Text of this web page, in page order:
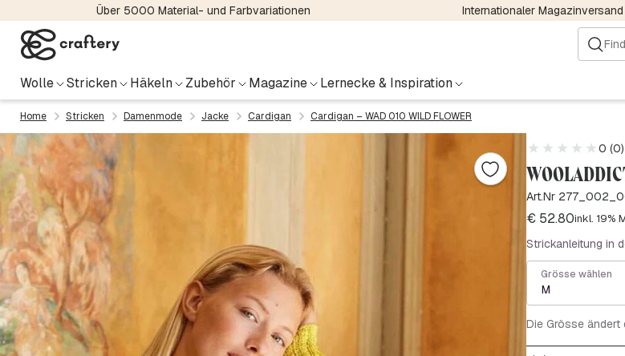
Über 5000 Material- und Farbvariationen Internationaler Magazinversand
Wolle Stricken Häkeln Zubehör Magazine Lernecke & Inspiration
Home Stricken Damenmode Jacke Cardigan Cardigan – WAD 010 WILD FLOWER
0 (0)
Art.Nr
€52.80inkl. 19%
Strickanleitung in
Grösse wählen
M
Die Grösse ändert